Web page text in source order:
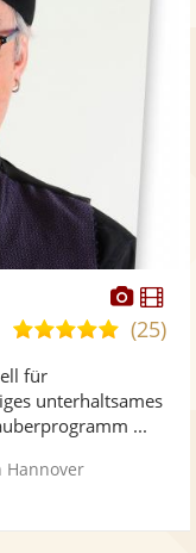
4,9
Sternen
(25)
für
unterhaltsames
...
Hannover